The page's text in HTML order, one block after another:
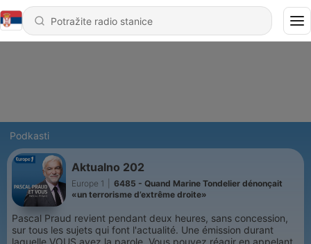
Podkasti
Aktualno 202
Europe 1
6485 - Quand Marine Tondelier dénonçait
«un terrorisme d’extrême droite»
Pascal Praud revient pendant deux heures, sans concession,
sur tous les sujets qui font l'actualité. Une émission durant
laquelle VOUS avez la parole. Vous pouvez réagir en appelant